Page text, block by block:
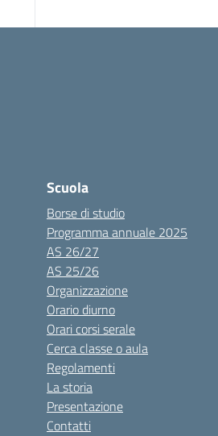
Scuola
Borse di studio
Programma annuale 2025
AS 26/27
AS 25/26
Organizzazione
Orario diurno
Orari corsi serale
Cerca classe o aula
Regolamenti
La storia
Presentazione
Contatti